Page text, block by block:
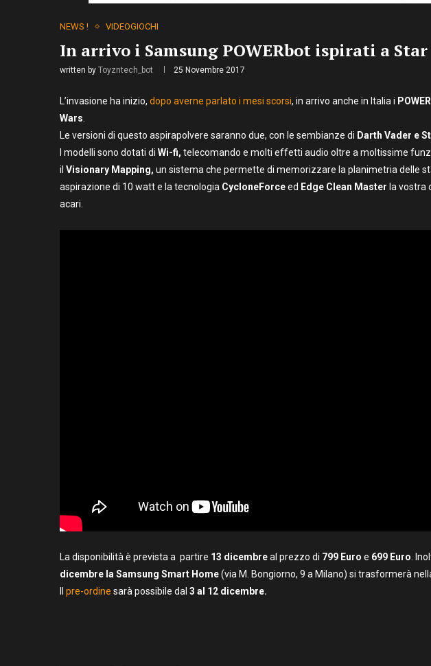
NEWS ! VIDEOGIOCHI
In arrivo i Samsung POWERbot ispirati a Star
written by Toyzntech_bot 25 Novembre 2017
L’invasione ha inizio, dopo averne parlato i mesi scorsi, in arrivo anche in Italia i
Wars
Le versioni di questo aspirapolvere saranno due, con le sembianze di Darth Vader e
I modelli sono dotati di Wi-fi, telecomando e molti effetti audio oltre a moltissime
il Visionary Mapping, un sistema che permette di memorizzare la planimetria delle
aspirazione di 10 watt e la tecnologia CycloneForceed Edge Clean Master la vostra
acari.
La disponibilità è prevista a partire 13 dicembreal prezzo di 799 Euro e 699 Euro .
dicembre la Samsung Smart Home(via M. Bongiorno, 9 a Milano) si trasformerà
pre-ordine sarà possibile dal 3 al 12 dicembre.